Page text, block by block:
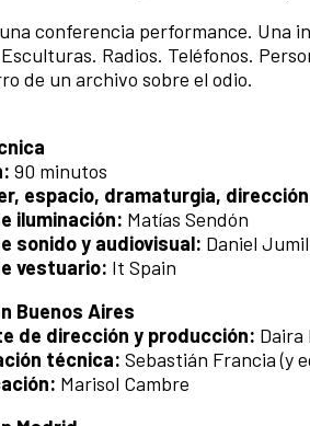
conferencia performance. Una
Radios. Teléfonos.
de un archivo sobre el odio.
90 minutos
espacio, dramaturgia,
iluminación: Matías Sendón
sonido y audiovisual: Daniel
vestuario: It Spain
Buenos Aires
de dirección y producción: Daira
técnica: Sebastián Francia (y
Marisol Cambre